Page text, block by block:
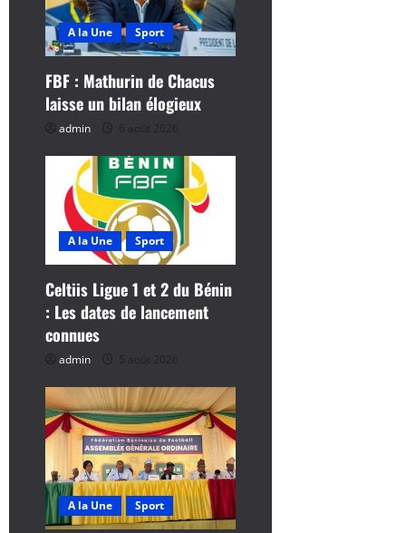
n
d
’
a
c
l
e
A la Une Sport
FBF : Mathurin de Chacus
laisse un bilan élogieux
admin 6 août 2026
A la Une Sport
Celtiis Ligue 1 et 2 du Bénin
: Les dates de lancement
connues
admin 5 août 2026
A la Une Sport